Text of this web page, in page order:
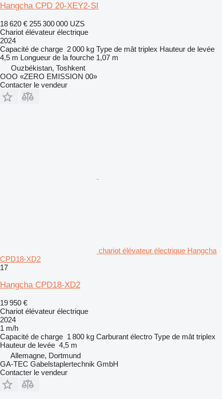
Hangcha CPD 20-XEY2-SI
18 620 € 255 300 000 UZS
Chariot élévateur électrique
2024
Capacité de charge 2 000 kg Type de mât triplex Hauteur de levée
4,5 m Longueur de la fourche 1,07 m
Ouzbékistan, Toshkent
OOO «ZERO EMISSION 00»
Contacter le vendeur
chariot élévateur électrique Hangcha
CPD18-XD2
17
Hangcha CPD18-XD2
19 950 €
Chariot élévateur électrique
2024
1 m/h
Capacité de charge 1 800 kg Carburant électro Type de mât triplex
Hauteur de levée 4,5 m
Allemagne, Dortmund
GA-TEC Gabelstaplertechnik GmbH
Contacter le vendeur